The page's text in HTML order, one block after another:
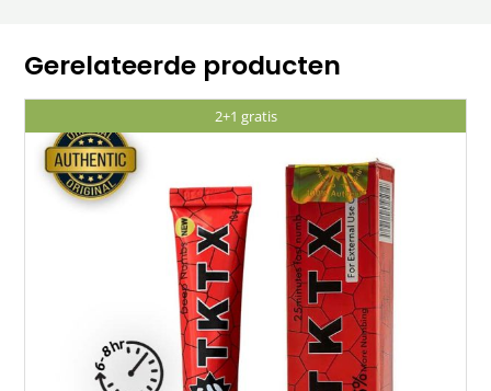
Gerelateerde producten
2+1 gratis